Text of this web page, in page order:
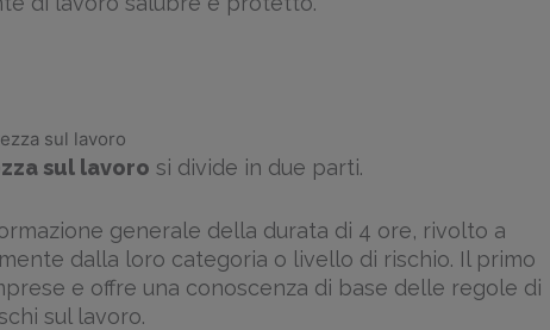
sul lavoro
sul lavoro si divide in due parti.
generale della durata di 4 ore, rivolto a
dalla loro categoria o livello di rischio. Il primo
e offre una conoscenza di base delle regole di
sul lavoro.